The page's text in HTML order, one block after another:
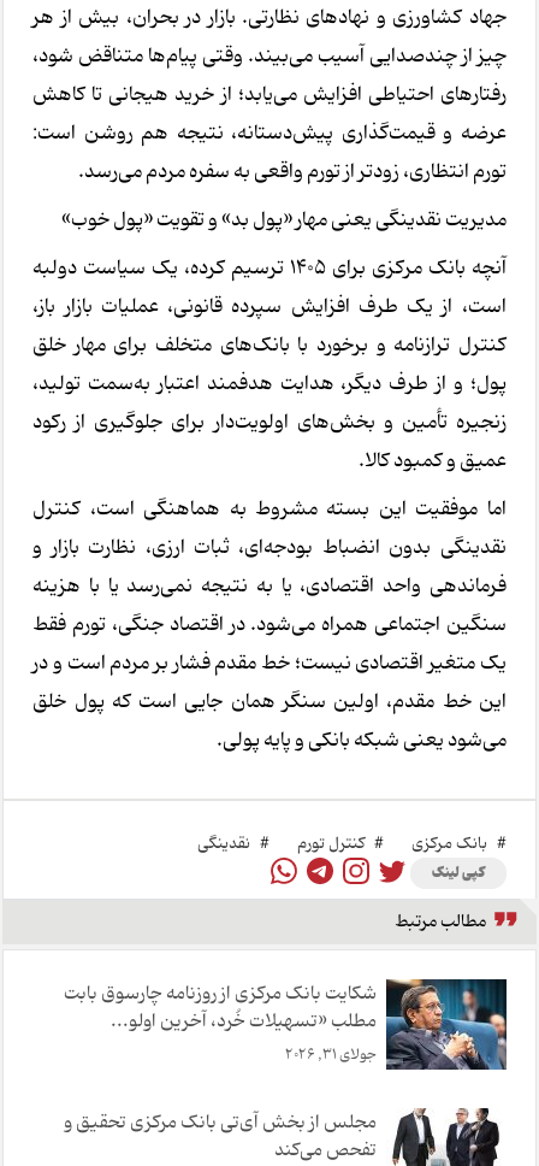
جهاد کشاورزی و نهادهای نظارتی. بازار در بحران، بیش از هر
چیز از چندصدایی آسیب می‌بیند. وقتی پیام‌ها متناقض شود،
رفتارهای احتیاطی افزایش می‌یابد؛ از خرید هیجانی تا کاهش
عرضه و قیمت‌گذاری پیش‌دستانه، نتیجه هم روشن است:
تورم انتظاری، زودتر از تورم واقعی به سفره مردم می‌رسد.
مدیریت نقدینگی یعنی مهار «پول بد» و تقویت «پول خوب»
آنچه بانک مرکزی برای 1405 ترسیم کرده، یک سیاست دولبه
است، از یک طرف افزایش سپرده قانونی، عملیات بازار باز،
کنترل ترازنامه و برخورد با بانک‌های متخلف برای مهار خلق
پول؛ و از طرف دیگر، هدایت هدفمند اعتبار به‌سمت تولید،
زنجیره تأمین و بخش‌های اولویت‌دار برای جلوگیری از رکود
عمیق و کمبود کالا.
اما موفقیت این بسته مشروط به هماهنگی است، کنترل
نقدینگی بدون انضباط بودجه‌ای، ثبات ارزی، نظارت بازار و
فرماندهی واحد اقتصادی، یا به نتیجه نمی‌رسد یا با هزینه
سنگین اجتماعی همراه می‌شود. در اقتصاد جنگی، تورم فقط
یک متغیر اقتصادی نیست؛ خط مقدم فشار بر مردم است و در
این خط مقدم، اولین سنگر همان جایی است که پول خلق
می‌شود یعنی شبکه بانکی و پایه پولی.
# بانک مرکزی # کنترل تورم # نقدینگی
کپی لینک
مطالب مرتبط
شکایت بانک مرکزی از روزنامه چارسوق بابت
مطلب «تسهیلات خُرد، آخر‌‌ین اولو...
جولای 31, 2026
مجلس از بخش آی‌تی بانک مرکزی تحقیق و
تفحص می‌کند